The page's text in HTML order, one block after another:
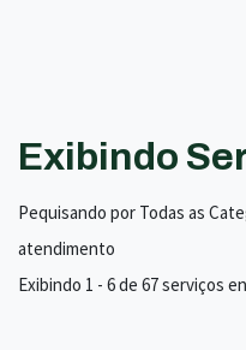
Exibindo
Pequisando por Todas as
atendimento
Exibindo 1 - 6 de 67 serviços